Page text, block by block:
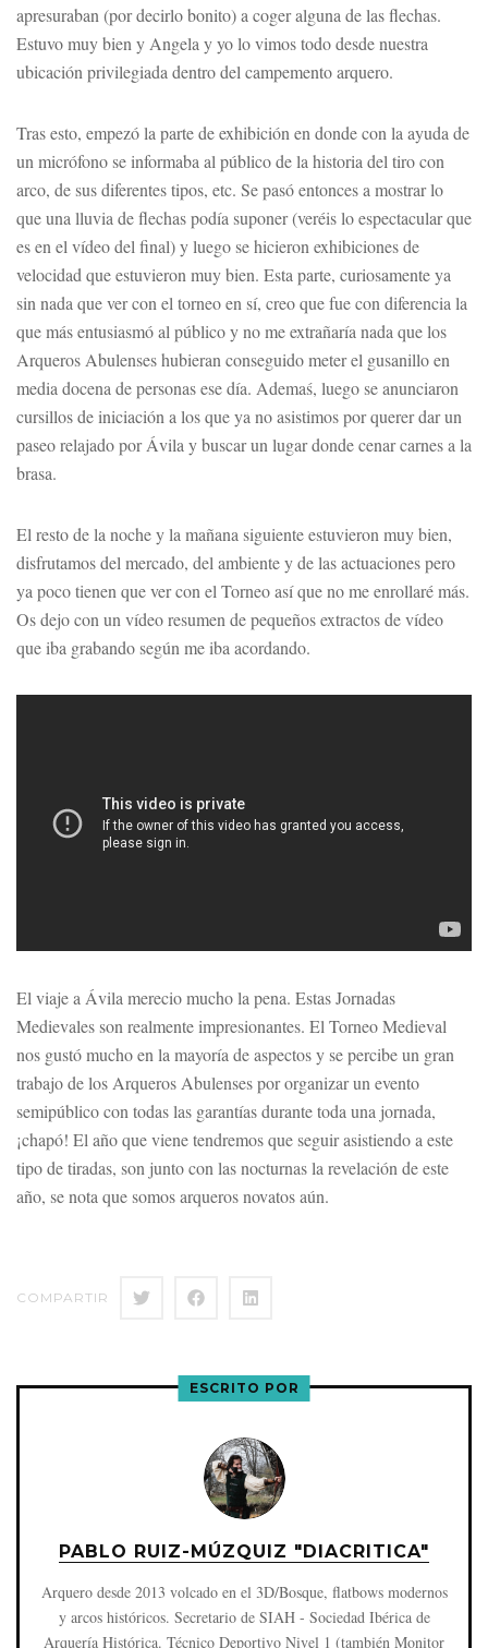
apresuraban (por decirlo bonito) a coger alguna de las flechas.
Estuvo muy bien y Angela y yo lo vimos todo desde nuestra
ubicación privilegiada dentro del campemento arquero.
Tras esto, empezó la parte de exhibición en donde con la ayuda de
un micrófono se informaba al público de la historia del tiro con
arco, de sus diferentes tipos, etc. Se pasó entonces a mostrar lo
que una lluvia de flechas podía suponer (veréis lo espectacular que
es en el vídeo del final) y luego se hicieron exhibiciones de
velocidad que estuvieron muy bien. Esta parte, curiosamente ya
sin nada que ver con el torneo en sí, creo que fue con diferencia la
que más entusiasmó al público y no me extrañaría nada que los
Arqueros Abulenses hubieran conseguido meter el gusanillo en
media docena de personas ese día. Ademaś, luego se anunciaron
cursillos de iniciación a los que ya no asistimos por querer dar un
paseo relajado por Ávila y buscar un lugar donde cenar carnes a la
brasa.
El resto de la noche y la mañana siguiente estuvieron muy bien,
disfrutamos del mercado, del ambiente y de las actuaciones pero
ya poco tienen que ver con el Torneo así que no me enrollaré más.
Os dejo con un vídeo resumen de pequeños extractos de vídeo
que iba grabando según me iba acordando.
El viaje a Ávila merecio mucho la pena. Estas Jornadas
Medievales son realmente impresionantes. El Torneo Medieval
nos gustó mucho en la mayoría de aspectos y se percibe un gran
trabajo de los Arqueros Abulenses por organizar un evento
semipúblico con todas las garantías durante toda una jornada,
¡chapó! El año que viene tendremos que seguir asistiendo a este
tipo de tiradas, son junto con las nocturnas la revelación de este
año, se nota que somos arqueros novatos aún.
COMPARTIR
ESCRITO POR
PABLO RUIZ-MÚZQUIZ "DIACRITICA"
Arquero desde 2013 volcado en el 3D/Bosque, flatbows modernos
y arcos históricos. Secretario de SIAH - Sociedad Ibérica de
Arquería Histórica. Técnico Deportivo Nivel 1 (también Monitor